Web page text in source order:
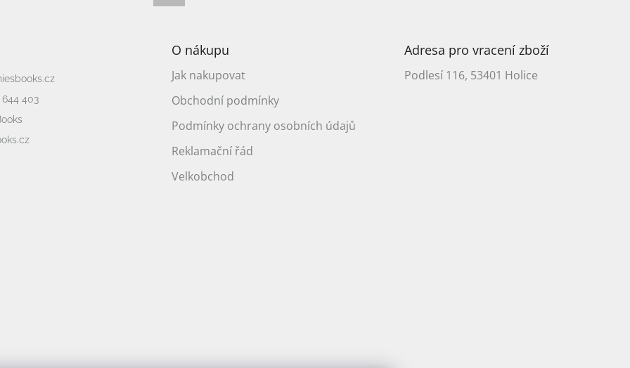
644 403
O nákupu
Jak nakupovat
Obchodní podmínky
Podmínky ochrany osobních údajů
Reklamační řád
Velkobchod
Adresa pro vracení zboží
Podlesí 116, 53401 Holice